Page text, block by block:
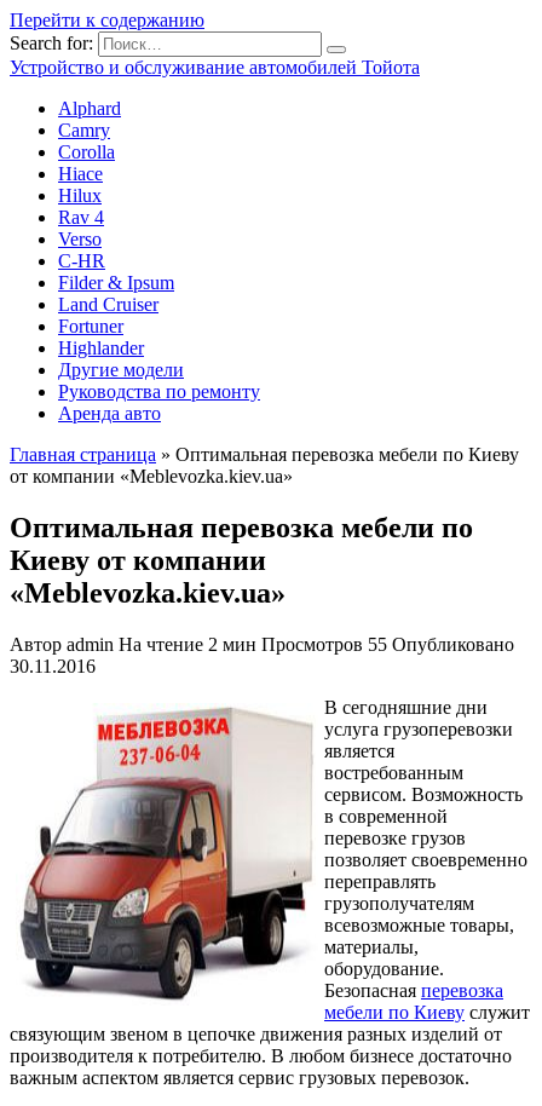
Перейти к содержанию
Search for:
Устройство и обслуживание автомобилей Тойота
Alphard
Camry
Corolla
Hiace
Hilux
Rav 4
Verso
C-HR
Filder & Ipsum
Land Cruiser
Fortuner
Highlander
Другие модели
Руководства по ремонту
Аренда авто
Главная страница » Оптимальная перевозка мебели по Киеву
от компании «Meblevozka.kiev.ua»
Оптимальная перевозка мебели по
Киеву от компании
«Meblevozka.kiev.ua»
Автор admin На чтение 2 мин Просмотров 55 Опубликовано
30.11.2016
В сегодняшние дни
услуга грузоперевозки
является
востребованным
сервисом. Возможность
в современной
перевозке грузов
позволяет своевременно
переправлять
грузополучателям
всевозможные товары,
материалы,
оборудование.
Безопасная перевозка
мебели по Киеву служит
связующим звеном в цепочке движения разных изделий от
производителя к потребителю. В любом бизнесе достаточно
важным аспектом является сервис грузовых перевозок.